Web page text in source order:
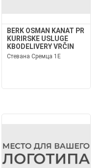
BERK OSMAN KANAT PR
KURIRSKE USLUGE
KBODELIVERY VRČIN
Стевана Сремца 1Е